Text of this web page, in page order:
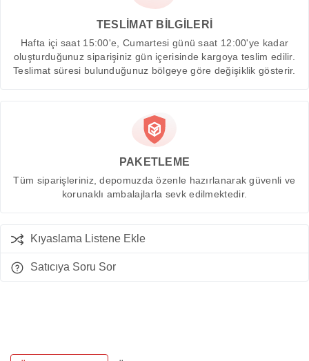
TESLİMAT BİLGİLERİ
Hafta içi saat 15:00'e, Cumartesi günü saat 12:00'ye kadar
oluşturduğunuz siparişiniz gün içerisinde kargoya teslim edilir.
Teslimat süresi bulunduğunuz bölgeye göre değişiklik gösterir.
PAKETLEME
Tüm siparişleriniz, depomuzda özenle hazırlanarak güvenli ve
korunaklı ambalajlarla sevk edilmektedir.
Kıyaslama Listene Ekle
Satıcıya Soru Sor